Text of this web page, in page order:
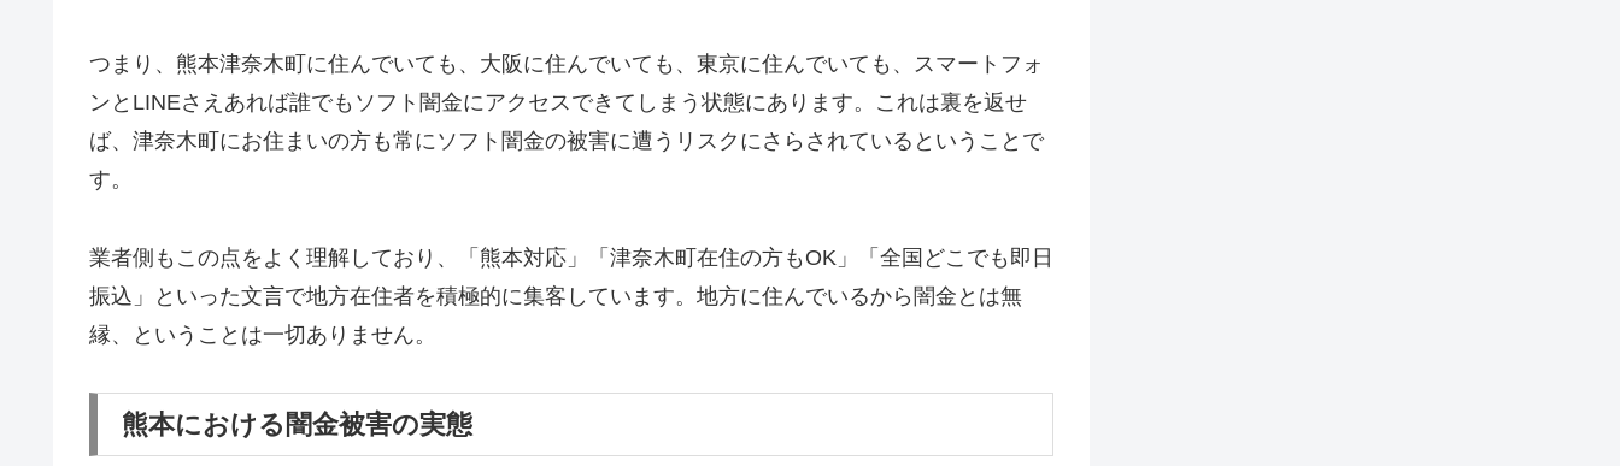
つまり、熊本津奈木町に住んでいても、大阪に住んでいても、東京に住んでいても、スマートフォ
ンとLINEさえあれば誰でもソフト闇金にアクセスできてしまう状態にあります。これは裏を返せ
ば、津奈木町にお住まいの方も常にソフト闇金の被害に遭うリスクにさらされているということで
す。
業者側もこの点をよく理解しており、「熊本対応」「津奈木町在住の方もOK」「全国どこでも即日
振込」といった文言で地方在住者を積極的に集客しています。地方に住んでいるから闇金とは無
縁、ということは一切ありません。
熊本における闇金被害の実態